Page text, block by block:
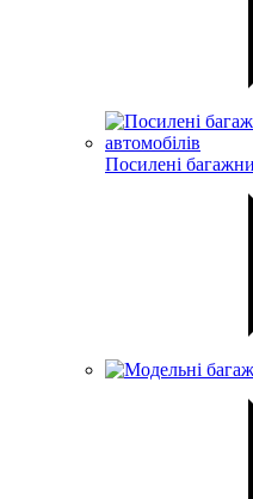
Посилені